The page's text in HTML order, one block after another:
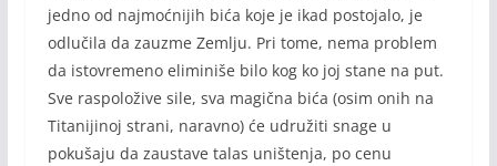
jedno od najmoćnijih bića koje je ikad postojalo, je
odlučila da zauzme Zemlju. Pri tome, nema problem
da istovremeno eliminiše bilo kog ko joj stane na put.
Sve raspoložive sile, sva magična bića (osim onih na
Titanijinoj strani, naravno) će udružiti snage u
pokušaju da zaustave talas uništenja, po cenu